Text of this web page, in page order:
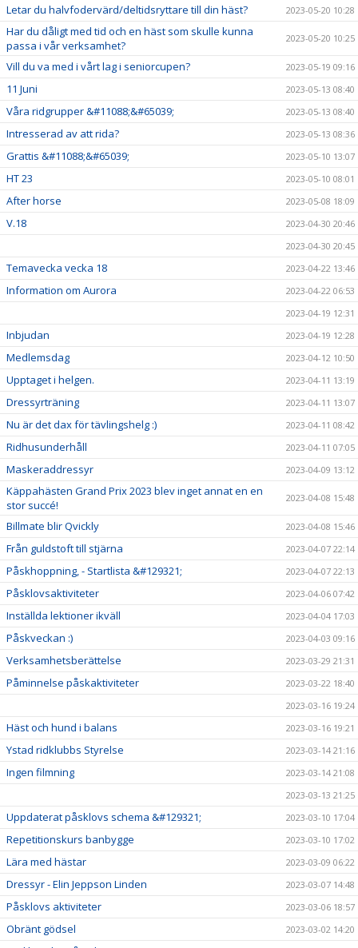
Letar du halvfodervärd/deltidsryttare till din häst? 2023-05-20 10:28
Har du dåligt med tid och en häst som skulle kunna
passa i vår verksamhet?
2023-05-20 10:25
Vill du va med i vårt lag i seniorcupen? 2023-05-19 09:16
11 Juni 2023-05-13 08:40
Våra ridgrupper &#11088;&#65039; 2023-05-13 08:40
Intresserad av att rida? 2023-05-13 08:36
Grattis &#11088;&#65039; 2023-05-10 13:07
HT 23 2023-05-10 08:01
After horse 2023-05-08 18:09
V.18
2023-04-30 20:46
2023-04-30 20:45
Temavecka vecka 18 2023-04-22 13:46
Information om Aurora
2023-04-22 06:53
2023-04-19 12:31
Inbjudan 2023-04-19 12:28
Medlemsdag 2023-04-12 10:50
Upptaget i helgen. 2023-04-11 13:19
Dressyrträning 2023-04-11 13:07
Nu är det dax för tävlingshelg :) 2023-04-11 08:42
Ridhusunderhåll 2023-04-11 07:05
Maskeraddressyr 2023-04-09 13:12
Käppahästen Grand Prix 2023 blev inget annat en en
stor succé!
2023-04-08 15:48
Billmate blir Qvickly 2023-04-08 15:46
Från guldstoft till stjärna 2023-04-07 22:14
Påskhoppning, - Startlista &#129321; 2023-04-07 22:13
Påsklovsaktiviteter 2023-04-06 07:42
Inställda lektioner ikväll 2023-04-04 17:03
Påskveckan :) 2023-04-03 09:16
Verksamhetsberättelse 2023-03-29 21:31
Påminnelse påskaktiviteter
2023-03-22 18:40
2023-03-16 19:24
Häst och hund i balans 2023-03-16 19:21
Ystad ridklubbs Styrelse 2023-03-14 21:16
Ingen filmning
2023-03-14 21:08
2023-03-13 21:25
Uppdaterat påsklovs schema &#129321; 2023-03-10 17:04
Repetitionskurs banbygge 2023-03-10 17:02
Lära med hästar 2023-03-09 06:22
Dressyr - Elin Jeppson Linden 2023-03-07 14:48
Påsklovs aktiviteter 2023-03-06 18:57
Obränt gödsel 2023-03-02 14:20